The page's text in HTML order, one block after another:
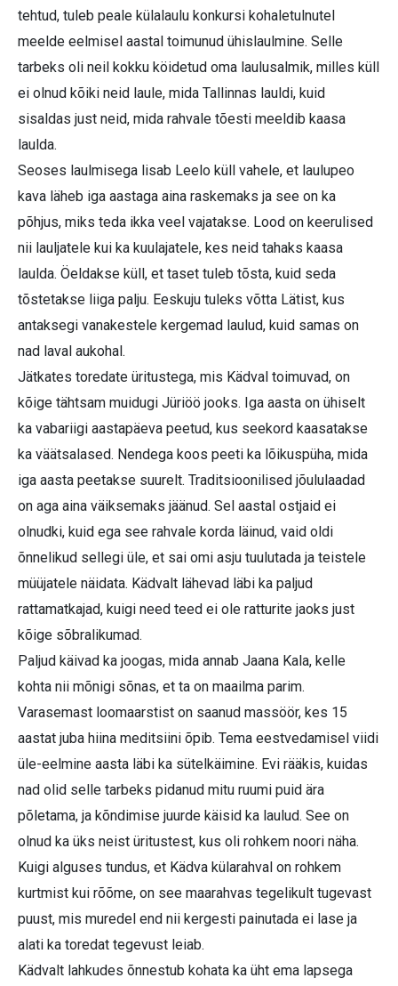
tehtud, tuleb peale külalaulu konkursi kohaletulnutel
meelde eelmisel aastal toimunud ühislaulmine. Selle
tarbeks oli neil kokku köidetud oma laulusalmik, milles küll
ei olnud kõiki neid laule, mida Tallinnas lauldi, kuid
sisaldas just neid, mida rahvale tõesti meeldib kaasa
laulda.
Seoses laulmisega lisab Leelo küll vahele, et laulupeo
kava läheb iga aastaga aina raskemaks ja see on ka
põhjus, miks teda ikka veel vajatakse. Lood on keerulised
nii lauljatele kui ka kuulajatele, kes neid tahaks kaasa
laulda. Öeldakse küll, et taset tuleb tõsta, kuid seda
tõstetakse liiga palju. Eeskuju tuleks võtta Lätist, kus
antaksegi vanakestele kergemad laulud, kuid samas on
nad laval aukohal.
Jätkates toredate üritustega, mis Kädval toimuvad, on
kõige tähtsam muidugi Jüriöö jooks. Iga aasta on ühiselt
ka vabariigi aastapäeva peetud, kus seekord kaasatakse
ka väätsalased. Nendega koos peeti ka lõikuspüha, mida
iga aasta peetakse suurelt. Traditsioonilised jõululaadad
on aga aina väiksemaks jäänud. Sel aastal ostjaid ei
olnudki, kuid ega see rahvale korda läinud, vaid oldi
õnnelikud sellegi üle, et sai omi asju tuulutada ja teistele
müüjatele näidata. Kädvalt lähevad läbi ka paljud
rattamatkajad, kuigi need teed ei ole ratturite jaoks just
kõige sõbralikumad.
Paljud käivad ka joogas, mida annab Jaana Kala, kelle
kohta nii mõnigi sõnas, et ta on maailma parim.
Varasemast loomaarstist on saanud massöör, kes 15
aastat juba hiina meditsiini õpib. Tema eestvedamisel viidi
üle-eelmine aasta läbi ka sütelkäimine. Evi rääkis, kuidas
nad olid selle tarbeks pidanud mitu ruumi puid ära
põletama, ja kõndimise juurde käisid ka laulud. See on
olnud ka üks neist üritustest, kus oli rohkem noori näha.
Kuigi alguses tundus, et Kädva külarahval on rohkem
kurtmist kui rõõme, on see maarahvas tegelikult tugevast
puust, mis muredel end nii kergesti painutada ei lase ja
alati ka toredat tegevust leiab.
Kädvalt lahkudes õnnestub kohata ka üht ema lapsega